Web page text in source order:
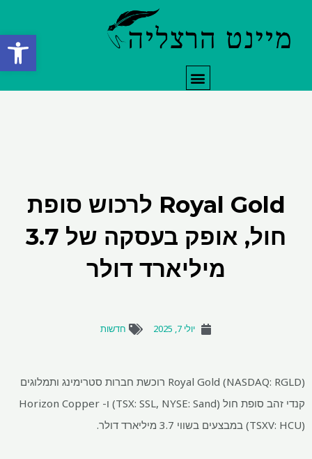
פתח
תפריט
Royal Gold לרכוש סופת
חול, אופק בעסקה של 3.7
מיליארד דולר
יולי 7, 2025 חדשות
Royal Gold (NASDAQ: RGLD) רוכשת חברות סטרימינג ותמלוגים
קנדי ​​זהב סופת חול (TSX: SSL, NYSE: Sand) ו- Horizon Copper
(TSXV: HCU) במבצעים בשווי 3.7 מיליארד דולר.